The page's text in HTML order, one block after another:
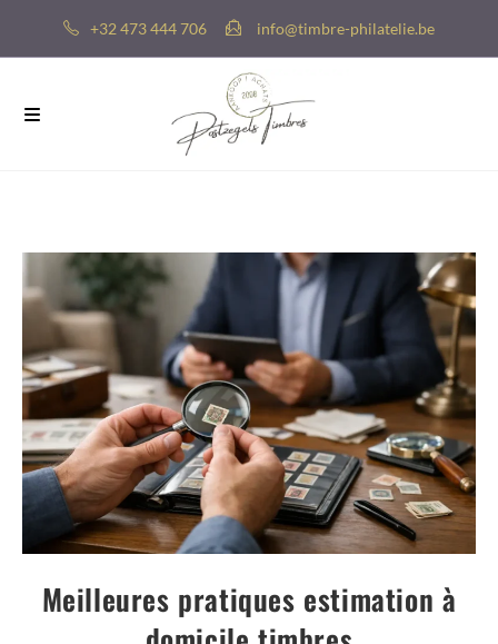
+32 473 444 706 info@timbre-philatelie.be
Meilleures pratiques estimation à